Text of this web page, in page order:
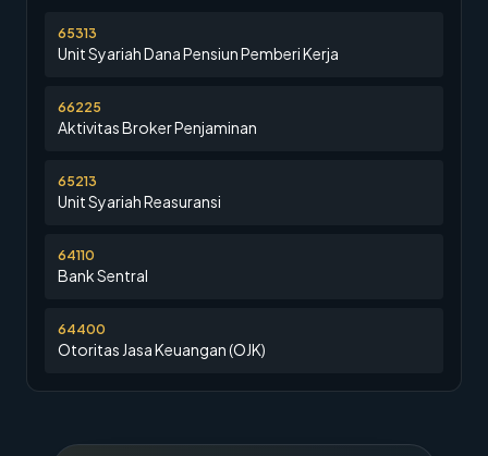
65313
Unit Syariah Dana Pensiun Pemberi Kerja
66225
Aktivitas Broker Penjaminan
65213
Unit Syariah Reasuransi
64110
Bank Sentral
64400
Otoritas Jasa Keuangan (OJK)